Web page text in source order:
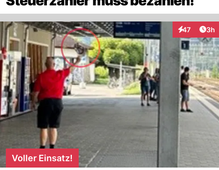
47
Interaktionen
3h
Voller Einsatz!